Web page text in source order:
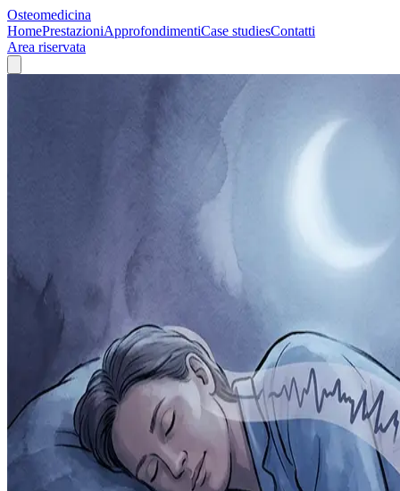
Osteomedicina
HomePrestazioniApprofondimentiCase studiesContatti
Area riservata